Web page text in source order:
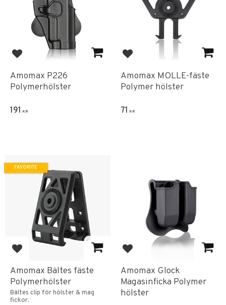
Add to favorites
Amomax P226
Polymerhölster
191 KR
Add to favorites
Amomax MOLLE-fäste
Polymer hölster
71 KR
Add to favorites
Amomax Bältes fäste
Polymerhölster
Bältes clip för hölster & mag
fickor.
FAVORITE
Add to favorites
Amomax Glock
Magasinficka Polymer
hölster